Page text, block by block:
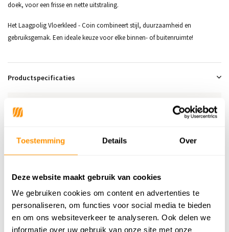
Toestemming Details Over
Deze website maakt gebruik van cookies
We gebruiken cookies om content en advertenties te
personaliseren, om functies voor social media te bieden
en om ons websiteverkeer te analyseren. Ook delen we
informatie over uw gebruik van onze site met onze
74,95 21% Je bespaart 20 euro
Buy now, pay later
doek, voor een frisse en nette uitstraling.
Het Laagpolig Vloerkleed - Coin combineert stijl, duurzaamheid en
gebruiksgemak. Een ideale keuze voor elke binnen- of buitenruimte!
Productspecificaties